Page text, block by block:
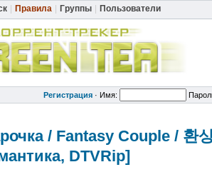
Правила Группы Пользователи
Регистрация · Имя:
/ Fantasy Couple / 환
DTVRip]